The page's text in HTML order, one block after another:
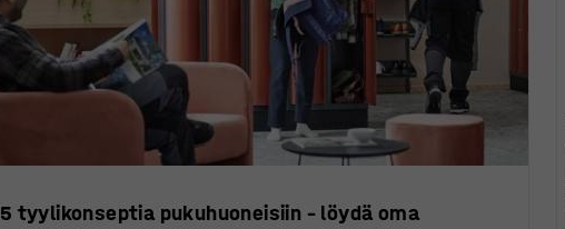
5 tyylikonseptia pukuhuoneisiin – löydä oma